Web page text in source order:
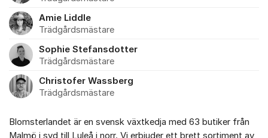
Amie Liddle
Trädgårdsmästare
Sophie Stefansdotter
Trädgårdsmästare
Christofer Wassberg
Trädgårdsmästare
Blomsterlandet är en svensk växtkedja med 63 butiker från
Malmö i syd till Luleå i norr. Vi erbjuder ett brett sortiment av